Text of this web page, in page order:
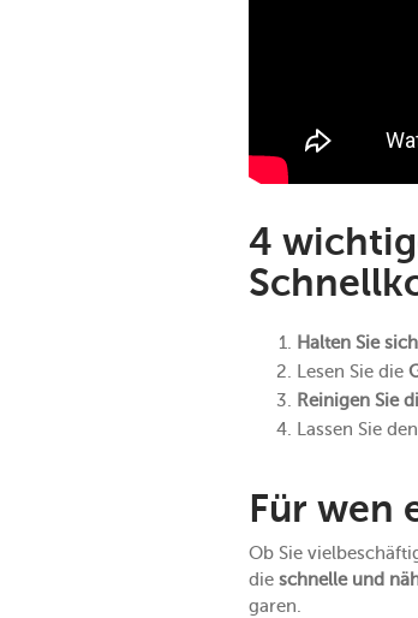
4
Halten Sie
Lesen Sie die
Reinigen Sie
Lassen Sie den
Für wen
Ob Sie
die schnelle und
garen.